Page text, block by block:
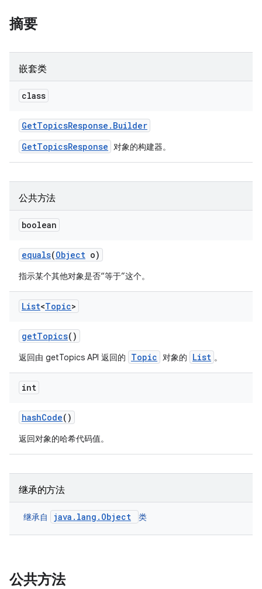
摘要
嵌套类
class
GetTopicsResponse . Builder
GetTopicsResponse 对象的构建器。
公共方法
boolean
equals(Object o)
指示某个其他对象是否“等于”这个。
List<Topic>
getTopics()
返回由 getTopics API 返回的 Topic 对象的 List 。
int
hashCode()
返回对象的哈希代码值。
继承的方法
继承自 java.lang.Object 类
公共方法